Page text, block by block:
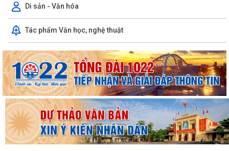
Di sản - Văn hóa
Tác phẩm Văn học, nghệ thuật
Thông báo 195/TB-UBND, về việc niêm yết công khai Quyết định số
2370/2026/QĐ-UBND, ngày 27/7/2026...
Thông báo 187/TB-UBND, về việc niêm yết công khai Quyết định
59/2026/QĐ-UBND, ngày 21/7/2026 của...
Thông báo 188/TB-UBND, về việc niêm yết công khai Quyết định
60/2026/QĐ-UBND, ngày 21/7/2026 của...
Thông báo 189/TB-UBND về việc tham gia Giải thưởng Chất lượng
Quốc Gia năm 2026